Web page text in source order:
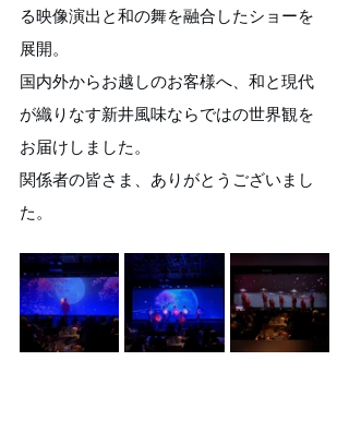
る映像演出と和の舞を融合したショーを
展開。
国内外からお越しのお客様へ、和と現代
が織りなす新井風味ならではの世界観を
お届けしました。
関係者の皆さま、ありがとうございまし
た。